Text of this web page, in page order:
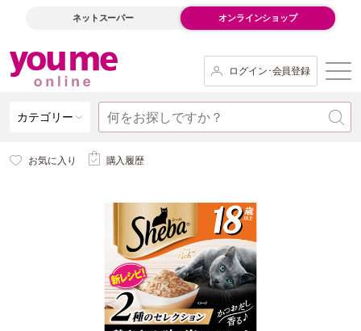
ネットスーパー オンラインショップ
ログイン･会員登録
カテゴリー
お気に入り 購入履歴